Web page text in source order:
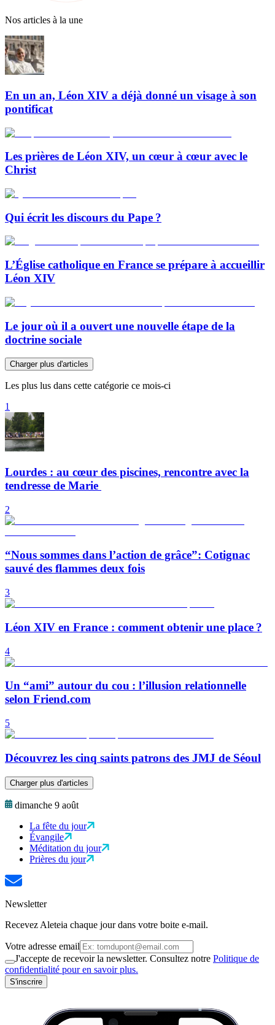
Nos articles à la une
En un an, Léon XIV a déjà donné un visage à son
pontificat
Les prières de Léon XIV, un cœur à cœur avec le
Christ
Qui écrit les discours du Pape ?
L’Église catholique en France se prépare à accueillir
Léon XIV
Le jour où il a ouvert une nouvelle étape de la
doctrine sociale
Charger plus d'articles
Les plus lus dans cette catégorie ce mois-ci
1
Lourdes : au cœur des piscines, rencontre avec la
tendresse de Marie
2
“Nous sommes dans l’action de grâce”: Cotignac
sauvé des flammes deux fois
3
Léon XIV en France : comment obtenir une place ?
4
Un “ami” autour du cou : l’illusion relationnelle
selon Friend.com
5
Découvrez les cinq saints patrons des JMJ de Séoul
Charger plus d'articles
dimanche 9 août
La fête du jour
Évangile
Méditation du jour
Prières du jour
Newsletter
Recevez Aleteia chaque jour dans votre boite e-mail.
Votre adresse email
J'accepte de recevoir la newsletter. Consultez notre Politique de
confidentialité pour en savoir plus.
S'inscrire